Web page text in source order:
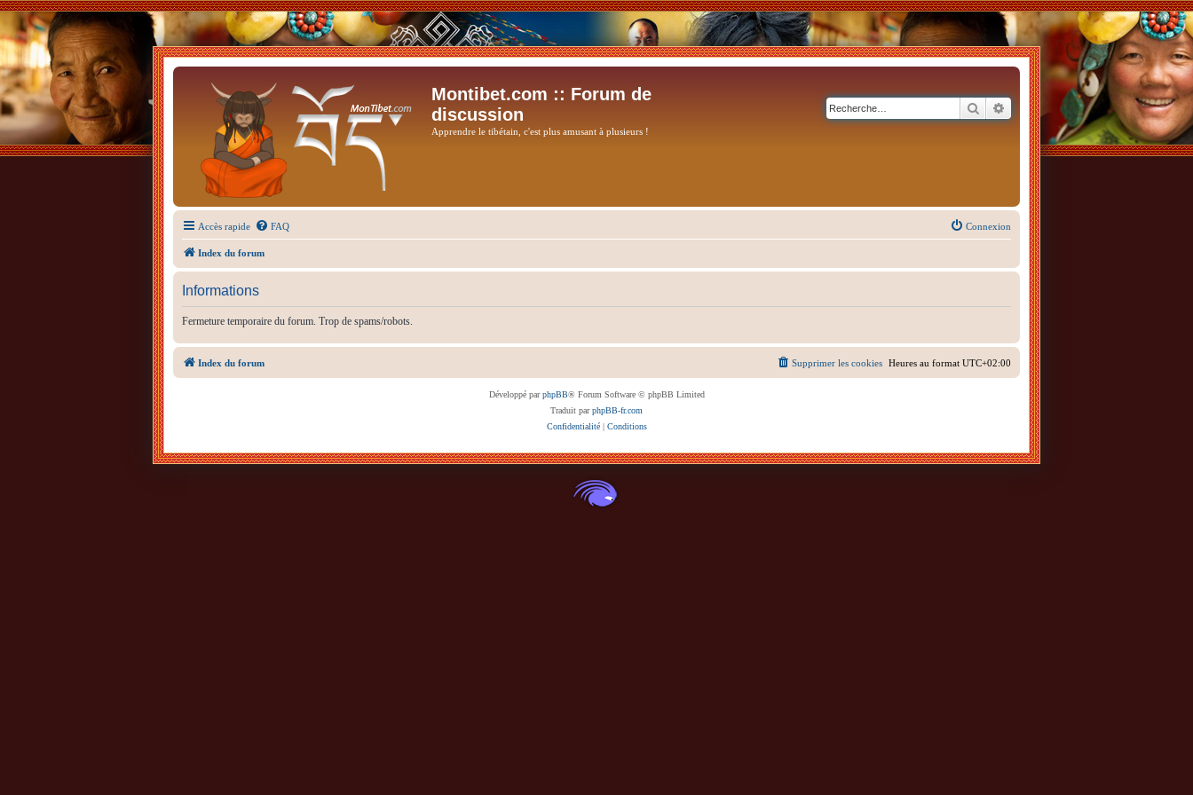
Montibet.com :: Forum de
discussion
Apprendre le tibétain, c'est plus amusant à plusieurs !
RechercherRecherche avancée
Accès rapide FAQ Connexion
Index du forum
Informations
Fermeture temporaire du forum. Trop de spams/robots.
Index du forum Heures au format UTC+02:00
Supprimer les cookies
Développé parphpBB® Forum Software © phpBB Limited
Traduit parphpBB-fr.com
Confidentialité| Conditions